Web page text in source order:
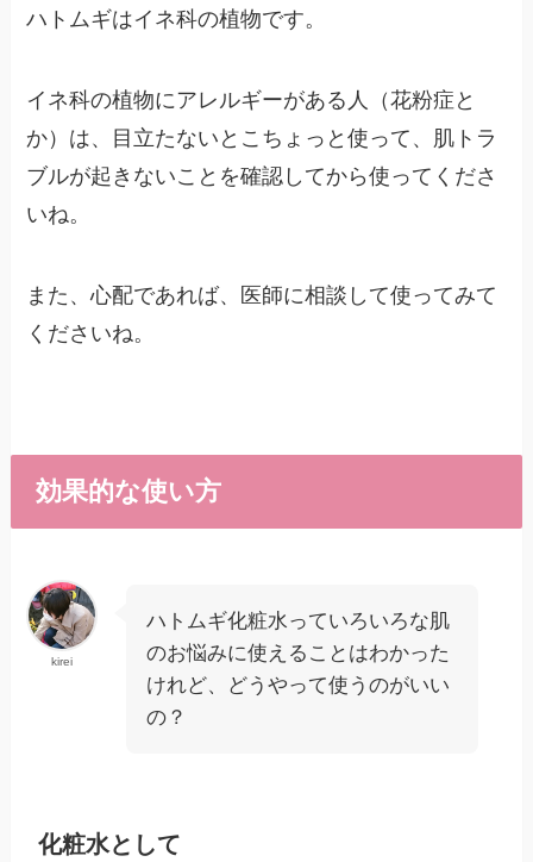
ハトムギはイネ科の植物です。
イネ科の植物にアレルギーがある人（花粉症と
か）は、目立たないとこちょっと使って、肌トラ
ブルが起きないことを確認してから使ってくださ
いね。
また、心配であれば、医師に相談して使ってみて
くださいね。
効果的な使い方
kirei
ハトムギ化粧水っていろいろな肌
のお悩みに使えることはわかった
けれど、どうやって使うのがいい
の？
化粧水として